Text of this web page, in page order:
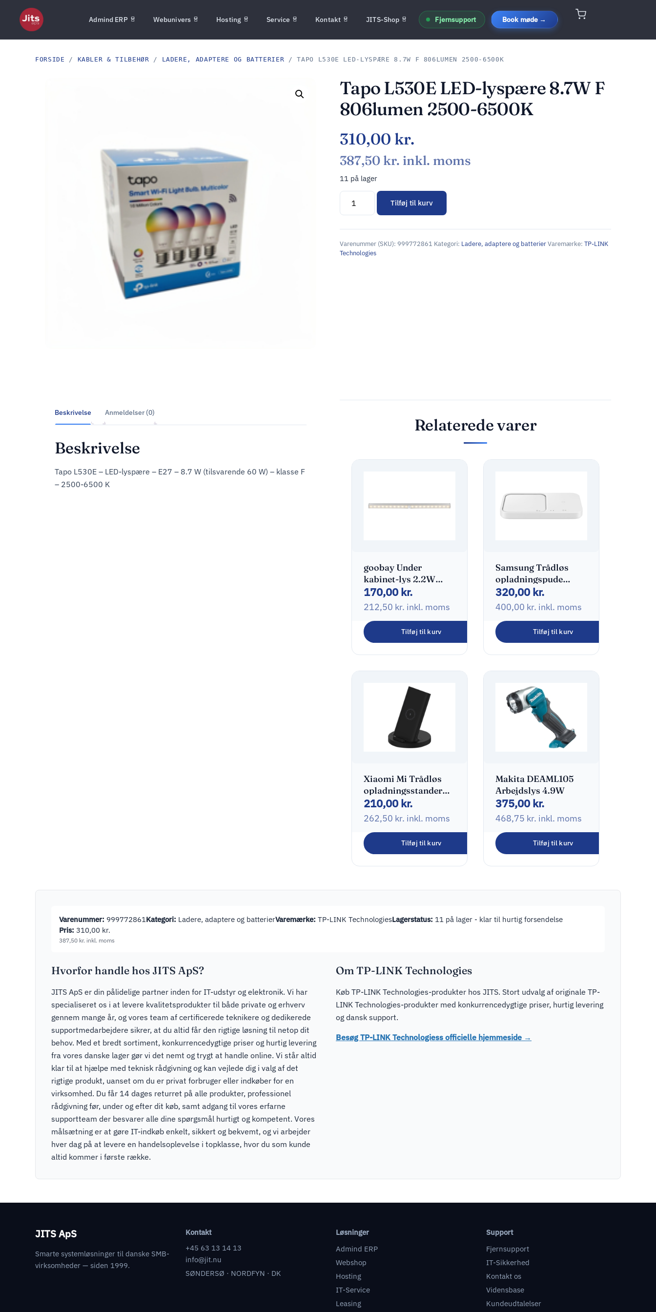
Admind ERP Webunivers Hosting Service Kontakt JITS-Shop Fjernsupport Book møde →
FORSIDE / KABLER & TILBEHØR / LADERE, ADAPTERE OG BATTERIER / TAPO L530E LED-LYSPÆRE 8.7W F 806LUMEN 2500-6500K
Tapo L530E LED-lyspære 8.7W F
806lumen 2500-6500K
310,00 kr.
387,50 kr. inkl. moms
11 på lager
Tilføj til kurv
Alternative:
Varenummer (SKU): 999772861 Kategori: Ladere, adaptere og batterierVaremærke: TP-LINK
Technologies
Beskrivelse Anmeldelser (0)
Beskrivelse
Tapo L530E – LED-lyspære – E27 – 8.7 W (tilsvarende 60 W) – klasse F
– 2500-6500 K
Relaterede varer
goobay Under
kabinet-lys 2.2W
3000K Varmt hvidt
lys
170,00 kr.
212,50 kr. inkl. moms
Tilføj til kurv
Samsung Trådløs
opladningspude
15Watt 24 pin USB-C
320,00 kr.
400,00 kr. inkl. moms
Tilføj til kurv
Xiaomi Mi Trådløs
opladningsstander
20Watt
210,00 kr.
262,50 kr. inkl. moms
Tilføj til kurv
Makita DEAML105
Arbejdslys 4.9W
375,00 kr.
468,75 kr. inkl. moms
Tilføj til kurv
Varenummer: 999772861Kategori: Ladere, adaptere og batterierVaremærke: TP-LINK TechnologiesLagerstatus: 11 på lager - klar til hurtig forsendelse
Pris: 310,00 kr.
387,50 kr. inkl. moms
Hvorfor handle hos JITS ApS?
JITS ApS er din pålidelige partner inden for IT-udstyr og elektronik. Vi har
specialiseret os i at levere kvalitetsprodukter til både private og erhverv
gennem mange år, og vores team af certificerede teknikere og dedikerede
supportmedarbejdere sikrer, at du altid får den rigtige løsning til netop dit
behov. Med et bredt sortiment, konkurrencedygtige priser og hurtig levering
fra vores danske lager gør vi det nemt og trygt at handle online. Vi står altid
klar til at hjælpe med teknisk rådgivning og kan vejlede dig i valg af det
rigtige produkt, uanset om du er privat forbruger eller indkøber for en
virksomhed. Du får 14 dages returret på alle produkter, professionel
rådgivning før, under og efter dit køb, samt adgang til vores erfarne
supportteam der besvarer alle dine spørgsmål hurtigt og kompetent. Vores
målsætning er at gøre IT-indkøb enkelt, sikkert og bekvemt, og vi arbejder
hver dag på at levere en handelsoplevelse i topklasse, hvor du som kunde
altid kommer i første række.
Om TP-LINK Technologies
Køb TP-LINK Technologies-produkter hos JITS. Stort udvalg af originale TP-
LINK Technologies-produkter med konkurrencedygtige priser, hurtig levering
og dansk support.
Besøg TP-LINK Technologiess officielle hjemmeside →
JITS ApS
Smarte systemløsninger til danske SMB-
virksomheder — siden 1999.
Kontakt
+45 63 13 14 13
info@jit.nu
SØNDERSØ · NORDFYN · DK
Løsninger
Admind ERP
Webshop
Hosting
IT-Service
Leasing
Support
Fjernsupport
IT-Sikkerhed
Kontakt os
Vidensbase
Kundeudtalelser